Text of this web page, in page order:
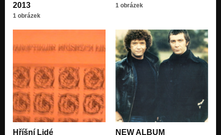
2013
1 obrázek
1 obrázek
Hříšní Lidé NEW ALBUM